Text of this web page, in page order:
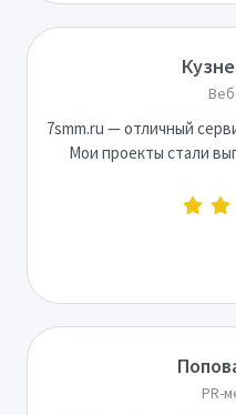
7smm.ru — отличный
Мои проекты стали
PR-